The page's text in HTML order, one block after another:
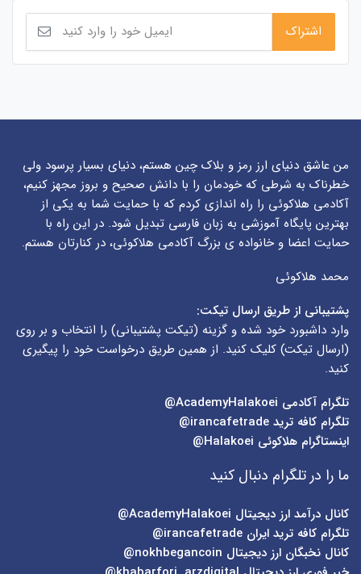
من عاشق دنیای ارز رمز و بلاک چین هستم، دنیای بسیار پرسود ولی
خطرناک به شرطی که خودمان را با دانش صحیح و بروز مجهز کنیم،
آکادمی هلاکوئی را راه اندازی کردم که با حمایت شما به یکی از
بهترین پایگاه آموزشی به زبان فارسی تبدیل شود. در این راه با
حمایت اعضا و خانواده ی بزرگ آکادمی هلاکوئی، در کنارتان هستم.
محمد هلاکوئی
پشتیبانی از طریق ارسال تیکت:
وارد داشبورد خود شده و گزینه (تیکت پشتیبانی) را انتخاب و بر روی
(ارسال تیکت) کلیک کنید. از همین طریق درخواست خود را پیگیری
کنید.
تلگرام آکادمی
تلگرام کافه ترید irancafetrade@
اینستاگرام هلاکوئی Halakoei@
ما را در تلگرام دنبال کنید
کانال درآمد ارز دیجیتال AcademyHalakoei@
تلگرام کافه ترید ایران irancafetrade@
کانال نخبگان ارز دیجیتال nokhbegancoin@